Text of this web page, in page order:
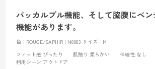
パッカルブル機能、そして脇腹にベ
機能があります。
色：ROUGE/SAPHIR | N8083 サイズ：M
フィット感:ぴったり 肌触り :柔らかい 伸縮性:なし
利用シーン:アウトドア